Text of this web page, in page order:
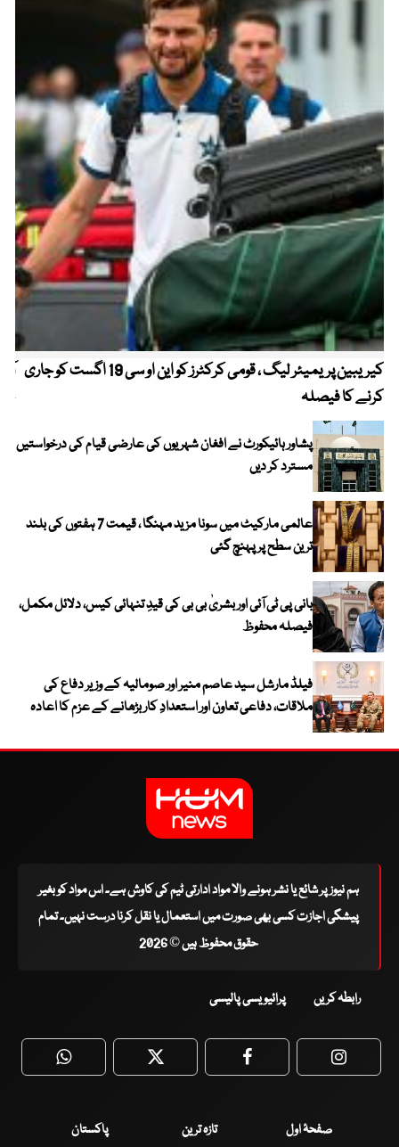
کیریبین پریمیئر لیگ ، قومی کرکٹرز کو این او سی 19 اگست کو جاری
کرنے کا فیصلہ
پشاور ہائیکورٹ نے افغان شہریوں کی عارضی قیام کی درخواستیں
مسترد کر دیں
عالمی مارکیٹ میں سونا مزید مہنگا ، قیمت 7 ہفتوں کی بلند
ترین سطح پر پہنچ گئی
بانی پی ٹی آئی اور بشریٰ بی بی کی قیدِ تنہائی کیس، دلائل مکمل،
فیصلہ محفوظ
فیلڈ مارشل سید عاصم منیر اور صومالیہ کے وزیر دفاع کی
ملاقات، دفاعی تعاون اور استعدادِ کار بڑھانے کے عزم کا اعادہ
ہم نیوز پر شائع یا نشر ہونے والا مواد ادارتی ٹیم کی کاوش ہے۔ اس مواد کو بغیر
پیشگی اجازت کسی بھی صورت میں استعمال یا نقل کرنا درست نہیں۔ تمام
حقوق محفوظ ہیں © 2026
رابطہ کریں پرائیویسی پالیسی
WhatsApp Twitter Facebook
صفحۂ اول تازہ ترین
پاکستان